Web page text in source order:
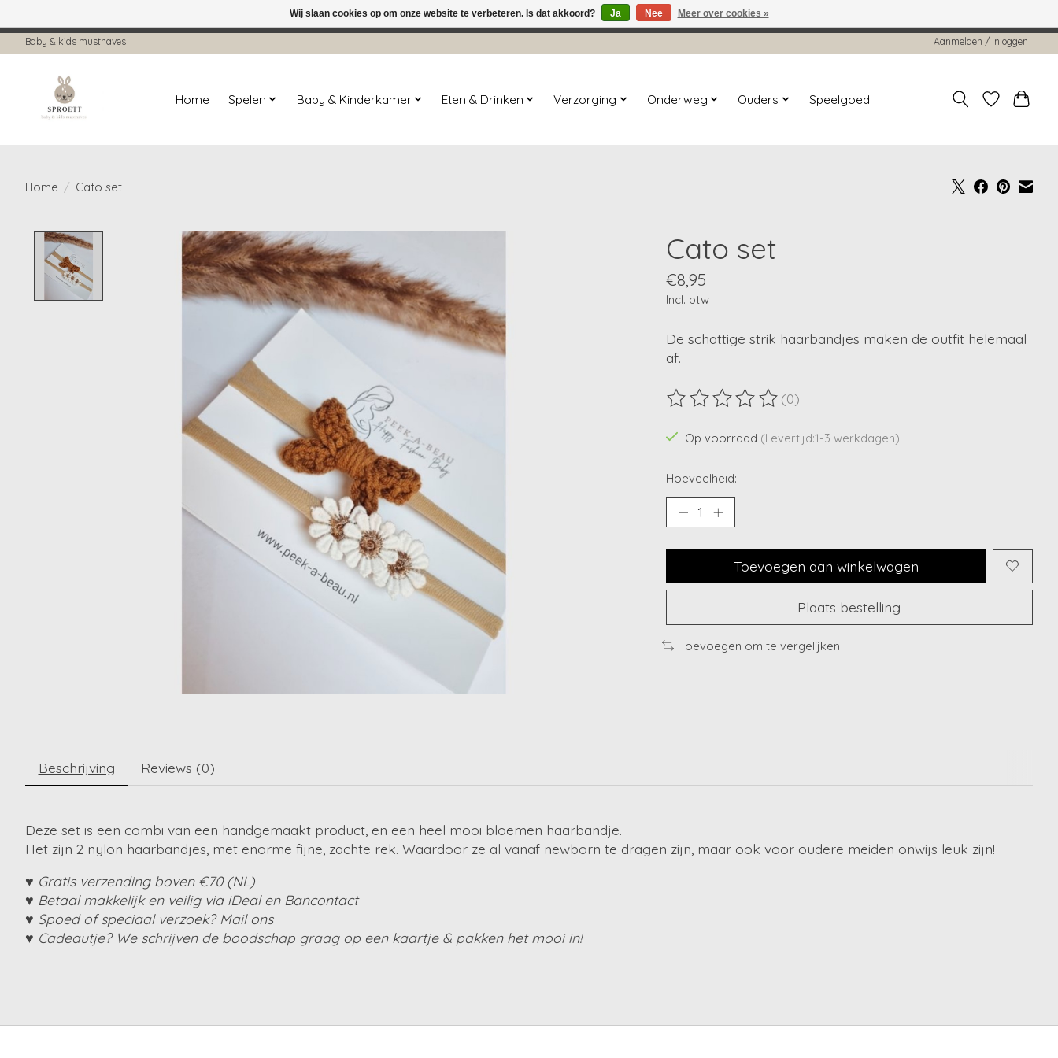
Baby & kids musthaves Aanmelden / Inloggen
Home Spelen Baby & Kinderkamer Eten & Drinken Verzorging Onderweg Ouders Speelgoed
Home / Cato set
Product image slideshow Items Cato set
€8,95
Incl. btw
De schattige strik haarbandjes maken de outfit helemaal
af.
De beoordeling van dit product is
(0)
Op voorraad (Levertijd:1-3 werkdagen)
Hoeveelheid:
Toevoegen aan winkelwagen
Plaats bestelling
Toevoegen om te vergelijken
Beschrijving Reviews (0)
Deze set is een combi van een handgemaakt product, en een heel mooi bloemen haarbandje.
Het zijn 2 nylon haarbandjes, met enorme fijne, zachte rek. Waardoor ze al vanaf newborn te dragen zijn, maar ook voor oudere meiden onwijs leuk zijn!
♥ Gratis verzending boven €70 (NL)
♥ Betaal makkelijk en veilig via iDeal en Bancontact
♥ Spoed of speciaal verzoek? Mail ons
♥ Cadeautje? We schrijven de boodschap graag op een kaartje & pakken het mooi in!
Wij slaan cookies op om onze website te verbeteren. Is dat akkoord? Ja Nee Meer over cookies »
← Keer terug naar de backofficeDeze winkel is in aanbouw. Eventueel geplaatste orders zullen niet worden gehonoreerd of verwerkt.